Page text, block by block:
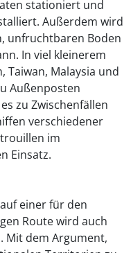
stationiert und
Außerdem wird
unfruchtbaren Boden
In viel kleinerem
Taiwan, Malaysia und
Außenposten
zu Zwischenfällen
verschiedener
im
Einsatz.
einer für den
Route wird auch
Mit dem Argument,